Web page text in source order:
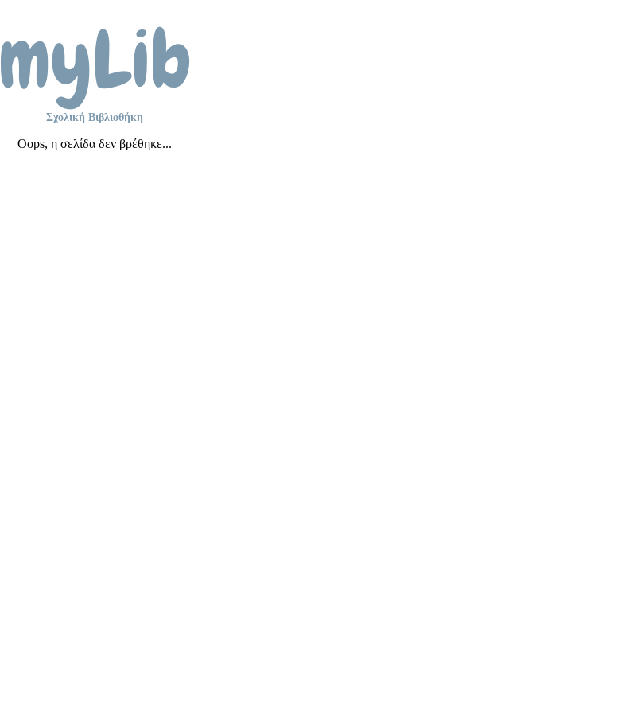
myLib
Σχολική Βιβλιοθήκη
Oops, η σελίδα δεν βρέθηκε...